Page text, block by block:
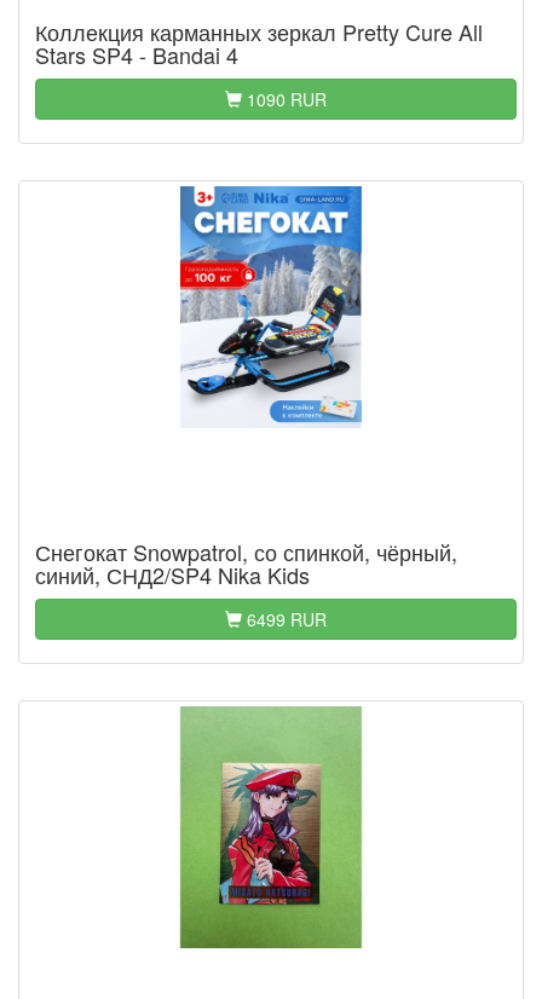
Коллекция карманных зеркал Pretty Cure All
Stars SP4 - Bandai 4
1090 RUR
Снегокат Snowpatrol, со спинкой, чёрный,
синий, СНД2/SP4 Nika Kids
6499 RUR